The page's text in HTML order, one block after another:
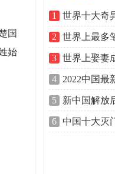
国
始
1 世界十大奇异
2 世界上最多笔
3 世界上娶妻成
4 2022中国最新
5 新中国解放
6 中国十大灭门